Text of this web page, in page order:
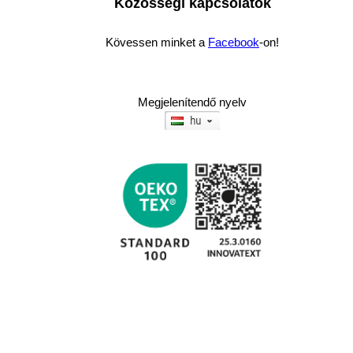
Kövessen minket a Facebook-on!
Megjelenítendő nyelv